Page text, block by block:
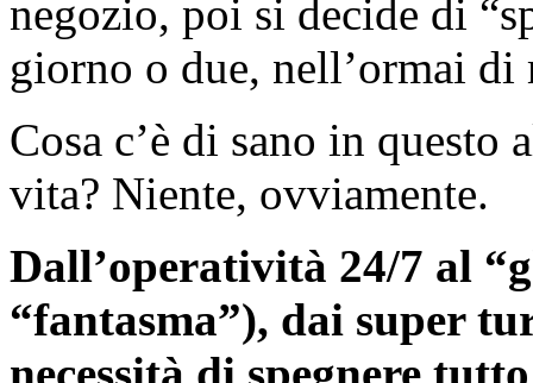
negozio, poi si decide di
giorno o due, nell’ormai
Cosa c’è di sano in
vita? Niente, ovviamente.
Dall’operatività 24/7 al
“fantasma”), dai super
necessità di spegnere